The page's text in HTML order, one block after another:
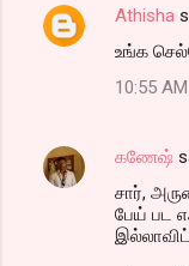
Athisha
உங்க
10:55 AM
கணேஷ்
சார்,
பேய் பட